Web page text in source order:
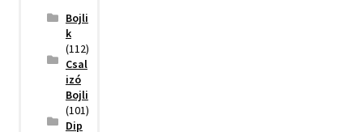
Bojli
k
(112)
Csal
izó
Bojli
(101)
Dip